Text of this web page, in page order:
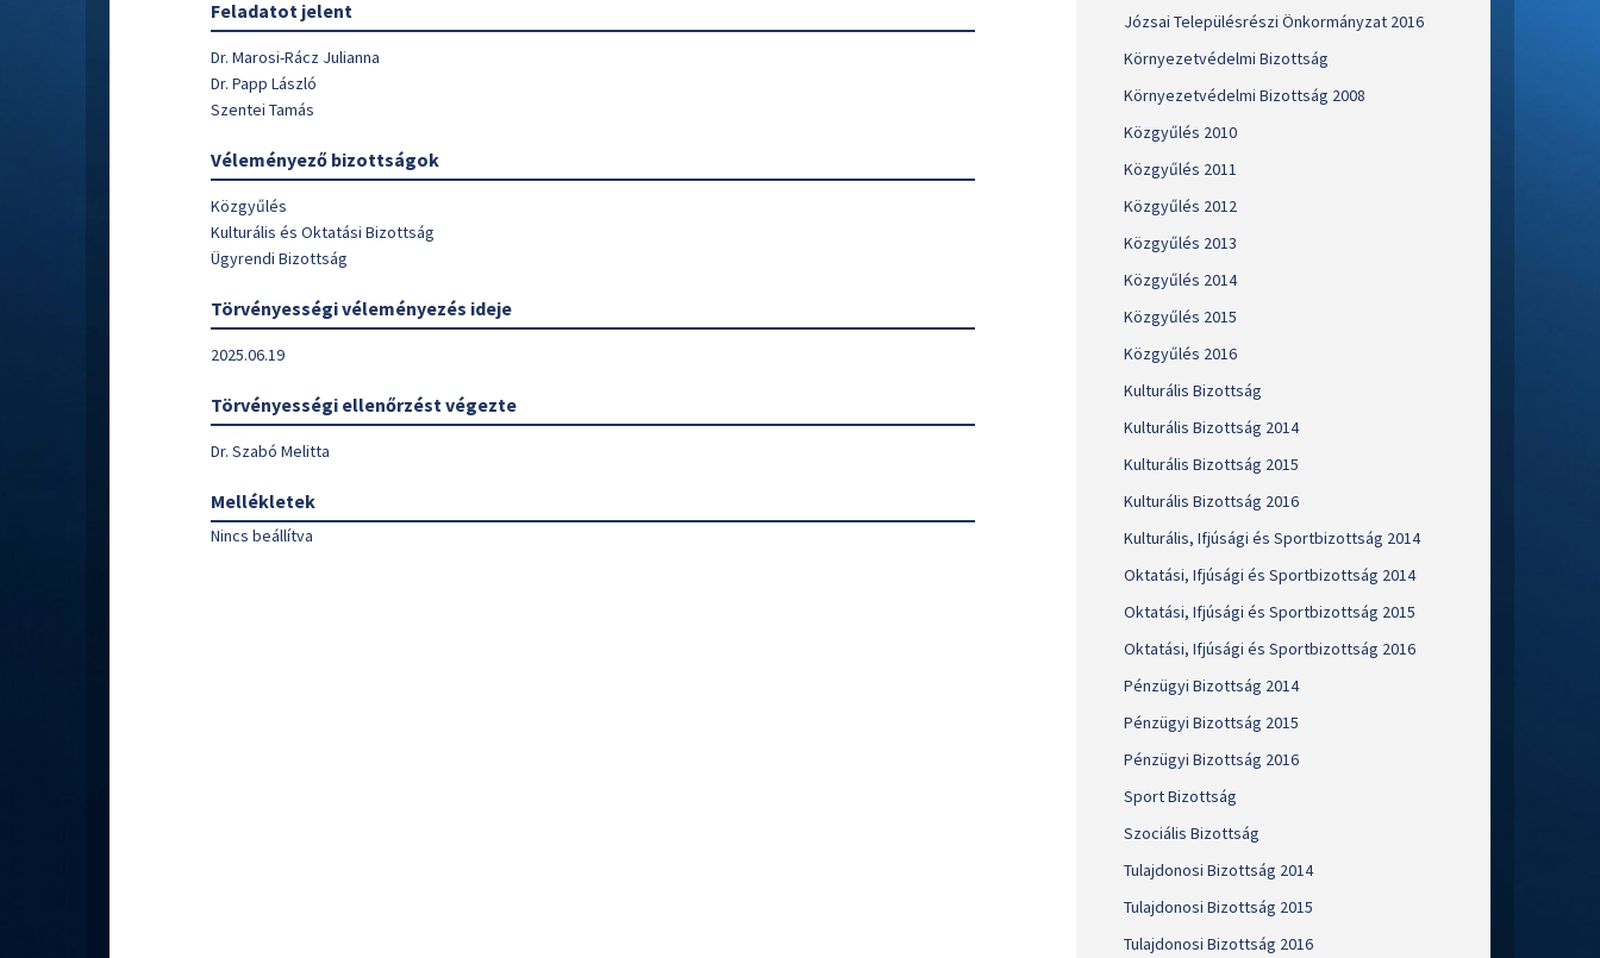
Feladatot jelent
Dr. Marosi-Rácz Julianna
Dr. Papp László
Szentei Tamás
Véleményező bizottságok
Közgyűlés
Kulturális és Oktatási Bizottság
Ügyrendi Bizottság
Törvényességi véleményezés ideje
2025.06.19
Törvényességi ellenőrzést végezte
Dr. Szabó Melitta
Mellékletek
Nincs beállítva
Józsai Településrészi Önkormányzat 2016
Környezetvédelmi Bizottság
Környezetvédelmi Bizottság 2008
Közgyűlés 2010
Közgyűlés 2011
Közgyűlés 2012
Közgyűlés 2013
Közgyűlés 2014
Közgyűlés 2015
Közgyűlés 2016
Kulturális Bizottság
Kulturális Bizottság 2014
Kulturális Bizottság 2015
Kulturális Bizottság 2016
Kulturális, Ifjúsági és Sportbizottság 2014
Oktatási, Ifjúsági és Sportbizottság 2014
Oktatási, Ifjúsági és Sportbizottság 2015
Oktatási, Ifjúsági és Sportbizottság 2016
Pénzügyi Bizottság 2014
Pénzügyi Bizottság 2015
Pénzügyi Bizottság 2016
Sport Bizottság
Szociális Bizottság
Tulajdonosi Bizottság 2014
Tulajdonosi Bizottság 2015
Tulajdonosi Bizottság 2016